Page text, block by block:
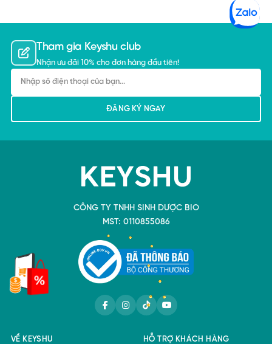
Tham gia Keyshu club
Nhận ưu đãi 10% cho đơn hàng đầu tiên!
CÔNG TY TNHH SINH DƯỢC BIO
MST: 0110855086
VỀ KEYSHU HỖ TRỢ KHÁCH HÀNG